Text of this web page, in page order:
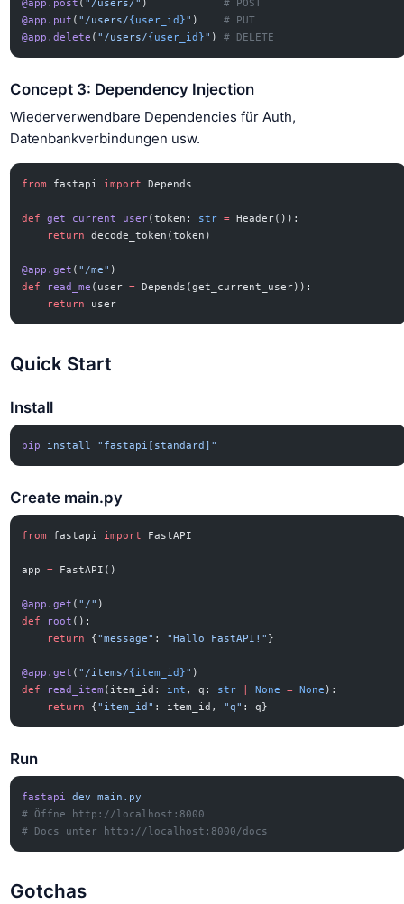
@app.post ( "/users/" ) # POST
@app.put ( "/users/{user_id}" ) # PUT
@app.delete ( "/users/{user_id}" ) # DELETE
Concept 3: Dependency Injection
Wiederverwendbare Dependencies für Auth,
Datenbankverbindungen usw.
from fastapi import Depends
def get_current_user(token: str = Header()):
    return
decode_token(token)
@app.get ( "/me" )
def
read_me (user = Depends(get_current_user)):
    return
user
Quick Start
Install
pip install "fastapi[standard]"
Create main.py
from fastapi import FastAPI
app = FastAPI()
@app.get ( "/" )
def
root ():
    return
{"message" : "Hallo FastAPI!" }
@app.get ( "/items/{item_id}" )
def
read_item (item_id: int , q: str None = None ):
    return
{"item_id" : item_id, "q" : q}
Run
fastapi dev
main.py
# Öffne http://localhost:8000
# Docs unter http://localhost:8000/docs
Gotchas